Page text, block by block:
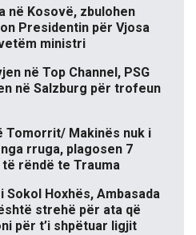
në Kosovë, zbulohen
Presidentin për Vjosa
ministri
në Top Channel, PSG
në Salzburg për trofeun
Tomorrit/ Makinës nuk i
rruga, plagosen 7
rëndë te Trauma
Sokol Hoxhës, Ambasada
strehë për ata që
për t’i shpëtuar ligjit